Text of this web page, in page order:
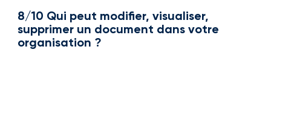
8/10 Qui peut modifier, visualiser,
supprimer un document dans votre
organisation ?